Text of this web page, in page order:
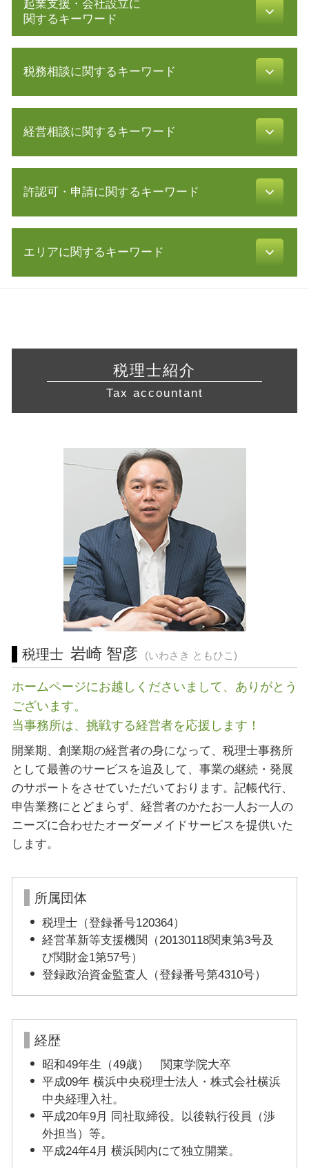
起業支援・会社設立に
関するキーワード
株式会社 設立 条件
有限 責任
助成金 制度
助成金 消費税
会社設立 税務署
会社設立 流れ
株式会社 設立 必要書類
合同会社 設立費用
発行可能株式総数
新規事業 計画書
税務相談に関するキーワード
確定申告 医療費控除
青色申告 決算書 書き方
確定申告書 作成
所得税 種類
税務調査 反面調査
会計帳簿 とは
所得 控除
確定申告 費用
経営相談に関するキーワード
資本 提携
中小企業再生支援協議会 とは
資金繰り 改善
経営 コンサル
株式 譲渡 制限 会社
中小企業庁 認定 支援機関
sbir とは
認定 支援 機関 検索
財務 分析
中小企業 資金繰り
許認可・申請に関するキーワード
飲食店 開業 流れ
飲食店 営業許可証
訪問介護 開業
許認可 必要な業種
許認可 取得
宅地建物取引業 免許
エリアに関するキーワード
経営相談 神奈川県 税理士 相談
会社設立 三重県 税理士 相談
許認可 川崎市 税理士 相談
会社設立 相模原市 相談
税務相談 神奈川県 税理士 相談
起業支援 東京都 税理士 相談
許認可 東京都 税理士 相談
経営相談 岐阜県 税理士
営業 許認可 申請 川崎市 税理士
経営相談 川崎市 税理士
経営相談 神奈川県 相談
経営相談 静岡県 税理士
税務相談 岐阜県 相談
営業 許認可 申請 岐阜県 税理士
起業支援 神奈川県 税理士 相談
税理士紹介
Tax accountant
税理士 岩崎 智彦 (いわさき ともひこ)
ホームページにお越しくださいまして、ありがとう
ございます。
当事務所は、挑戦する経営者を応援します！
開業期、創業期の経営者の身になって、税理士事務所
として最善のサービスを追及して、事業の継続・発展
のサポートをさせていただいております。記帳代行、
申告業務にとどまらず、経営者のかたお一人お一人の
ニーズに合わせたオーダーメイドサービスを提供いた
します。
所属団体
税理士（登録番号120364）
経営革新等支援機関（20130118関東第3号及
び関財金1第57号）
登録政治資金監査人（登録番号第4310号）
経歴
昭和49年生（49歳） 関東学院大卒
平成09年 横浜中央税理士法人・株式会社横浜
中央経理入社。
平成20年9月 同社取締役。以後執行役員（渉
外担当）等。
平成24年4月 横浜関内にて独立開業。